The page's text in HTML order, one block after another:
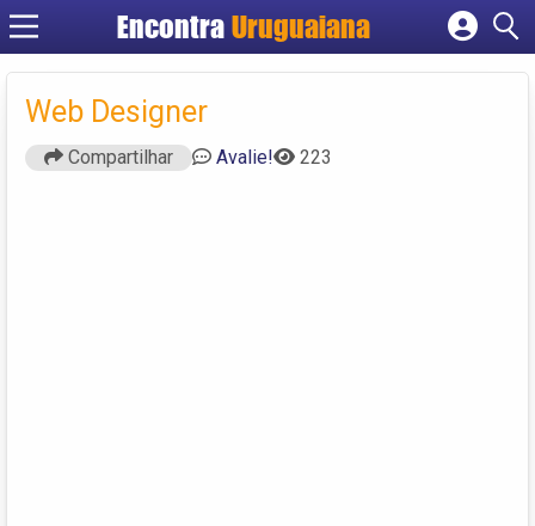
Encontra Uruguaiana
Cadastrar empresa
Web Designer
Compartilhar Avalie! 223